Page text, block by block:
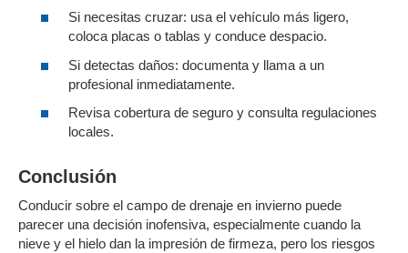
Si necesitas cruzar: usa el vehículo más ligero,
coloca placas o tablas y conduce despacio.
Si detectas daños: documenta y llama a un
profesional inmediatamente.
Revisa cobertura de seguro y consulta regulaciones
locales.
Conclusión
Conducir sobre el campo de drenaje en invierno puede
parecer una decisión inofensiva, especialmente cuando la
nieve y el hielo dan la impresión de firmeza, pero los riesgos